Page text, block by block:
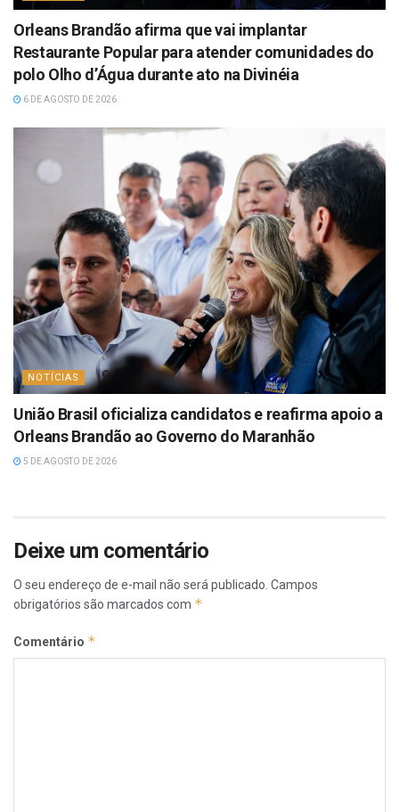
Orleans Brandão afirma que vai implantar
Restaurante Popular para atender comunidades do
polo Olho d’Água durante ato na Divinéia
6 DE AGOSTO DE 2026
NOTÍCIAS
União Brasil oficializa candidatos e reafirma apoio a
Orleans Brandão ao Governo do Maranhão
5 DE AGOSTO DE 2026
Deixe um comentário
O seu endereço de e-mail não será publicado. Campos
obrigatórios são marcados com *
Comentário *